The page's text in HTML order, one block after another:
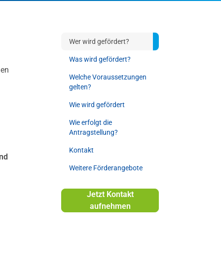
Jetzt Kontakt
aufnehmen
Wer wird gefördert?
Was wird gefördert?
Welche Voraussetzungen
gelten?
Wie wird gefördert
Wie erfolgt die
Antragstellung?
Kontakt
Weitere Förderangebote